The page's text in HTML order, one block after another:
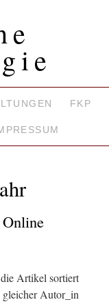
FKP
Artikel sortiert
Autor_in